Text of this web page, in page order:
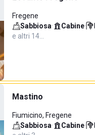
Fregene
Sabbiosa· Cabine·
e altri 14…
Mastino
Fiumicino, Fregene
Sabbiosa· Cabine·